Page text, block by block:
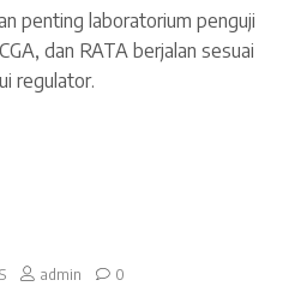
penting laboratorium penguji
dan RATA berjalan sesuai
regulator.
admin 0